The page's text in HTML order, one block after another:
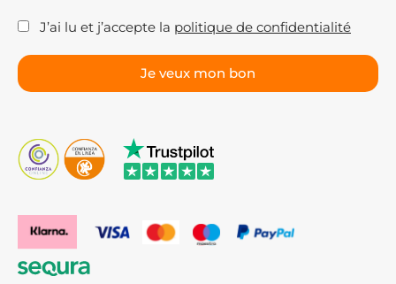
J’ai lu et j’accepte la politique de confidentialité